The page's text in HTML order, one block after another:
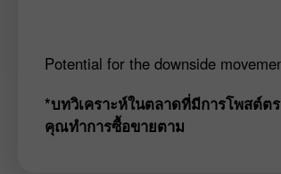
Potential for the downside
*บทวิเคราะห์ในตลาดที่มีการโพสต์
คุณทำการซื้อขายตาม